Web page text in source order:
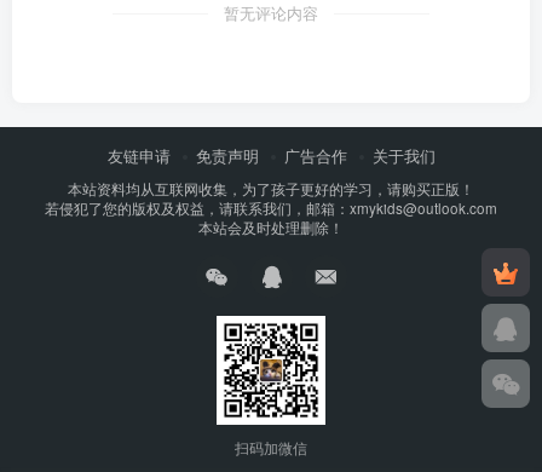
暂无评论内容
友链申请 免责声明 广告合作 关于我们
本站资料均从互联网收集，为了孩子更好的学习，请购买正版！
若侵犯了您的版权及权益，请联系我们，邮箱：xmykids@outlook.com
本站会及时处理删除！
扫码加微信